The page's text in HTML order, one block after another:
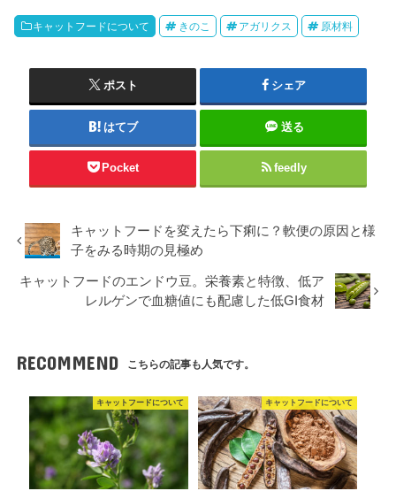
キャットフードについて きのこ アガリクス 原材料
ポスト シェア
はてブ 送る
Pocket feedly
キャットフードを変えたら下痢に？軟便の原因と様
子をみる時期の見極め
キャットフードのエンドウ豆。栄養素と特徴、低ア
レルゲンで血糖値にも配慮した低GI食材
RECOMMEND こちらの記事も人気です。
キャットフードについて キャットフードについて